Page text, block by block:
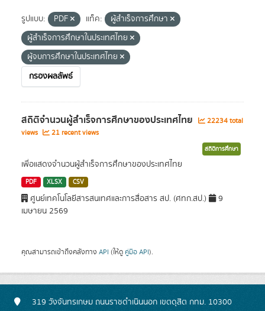
รูปแบบ: PDF แท็ค:
ผู้สำเร็จการศึกษา
ผู้สำเร็จการศึกษาในประเทศไทย
ผู้จบการศึกษาในประเทศไทย
กรองผลลัพธ์
สถิติจำนวนผู้สำเร็จการศึกษาของประเทศไทย
22234 total
views
21 recent views
สถิติการศึกษา
เพื่อแสดงจำนวนผู้สำเร็จการศึกษาของประเทศไทย
PDF XLSX CSV
ศูนย์เทคโนโลยีสารสนเทศและการสื่อสาร สป. (ศทก.สป.)
9
เมษายน 2569
คุณสามารถเข้าถึงคลังทาง API (ให้ดู คู่มือ API).
319 วังจันทรเกษม ถนนราชดำเนินนอก เขตดุสิต กทม. 10300